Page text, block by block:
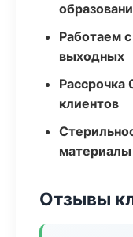
Работаем
выходных
Рассрочка
клиентов
материалы
Отзывы